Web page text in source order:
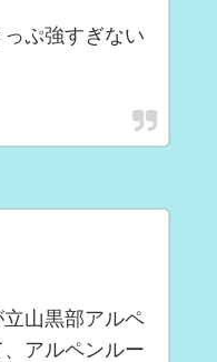
ぷ強すぎない
山黒部アルペ
アルペンルー